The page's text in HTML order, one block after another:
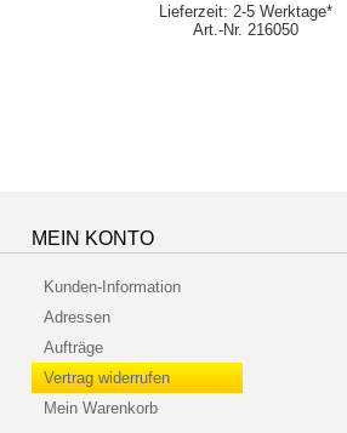
Lieferzeit: 2-5 Werktage*
Art.-Nr. 216050
MEIN KONTO
Kunden-Information
Adressen
Aufträge
Vertrag widerrufen
Mein Warenkorb